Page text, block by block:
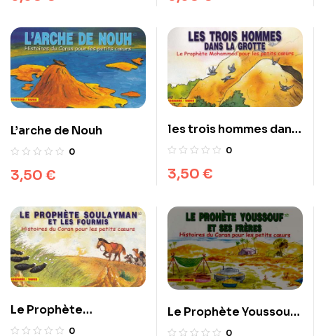
L’arche de Nouh
0
3,50 €
les trois hommes dans
la grotte 0
3,50 €
Le Prophète
Soulayman et les
0
Le Prophète Youssouf
et ses frères
0